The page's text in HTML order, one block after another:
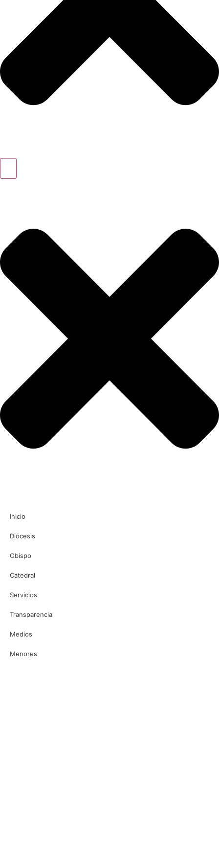
Inicio
Diócesis
Obispo
Catedral
Servicios
Transparencia
Medios
Menores